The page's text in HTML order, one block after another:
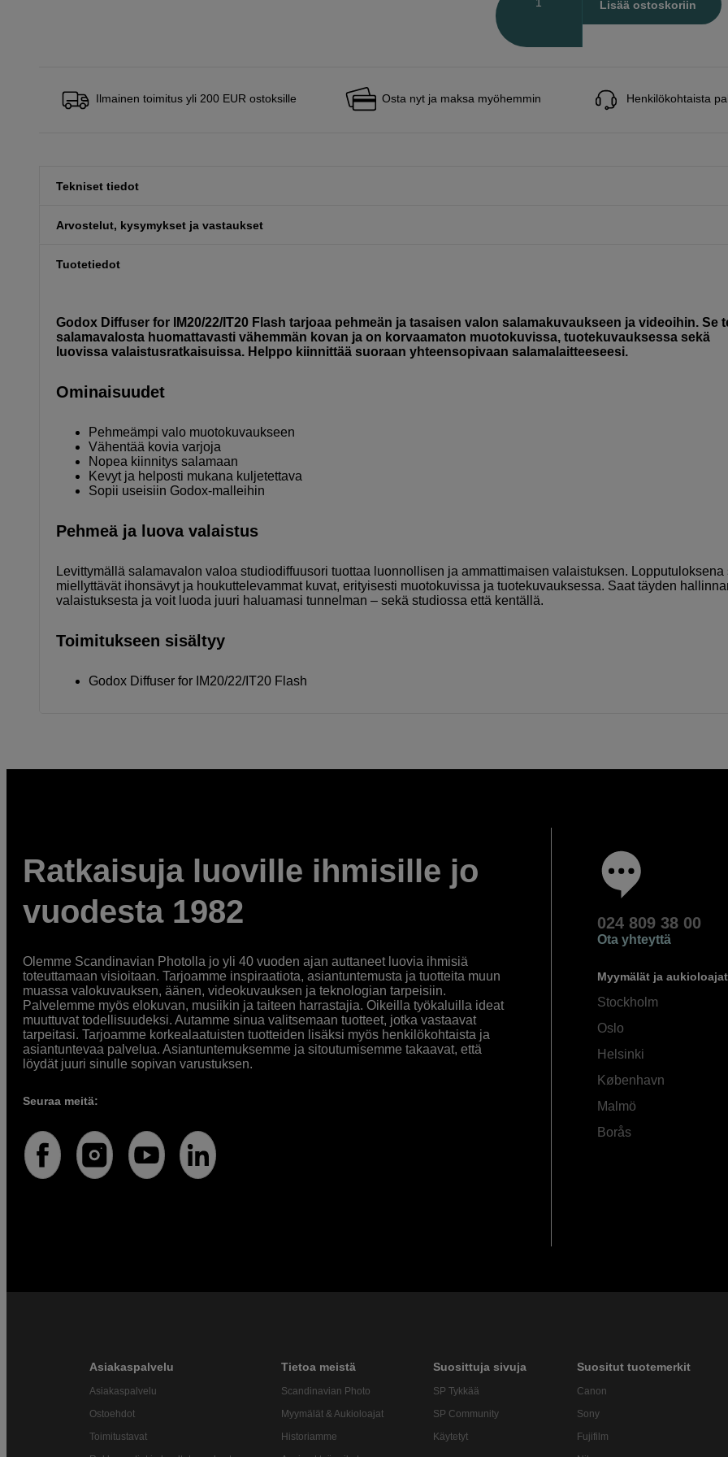
Lisää ostoskoriin
Ilmainen toimitus yli 200 EUR ostoksille Osta nyt ja maksa myöhemmin Henkilökohtaista
Tekniset tiedot
Arvostelut, kysymykset ja vastaukset
Tuotetiedot
Godox Diffuser for IM20/22/IT20 Flash tarjoaa pehmeän ja tasaisen valon salamakuvaukseen ja videoihin. Se
salamavalosta huomattavasti vähemmän kovan ja on korvaamaton muotokuvissa, tuotekuvauksessa sekä
luovissa valaistusratkaisuissa. Helppo kiinnittää suoraan yhteensopivaan salamalaitteeseesi.
Ominaisuudet
Pehmeämpi valo muotokuvaukseen
Vähentää kovia varjoja
Nopea kiinnitys salamaan
Kevyt ja helposti mukana kuljetettava
Sopii useisiin Godox-malleihin
Pehmeä ja luova valaistus
Levittymällä salamavalon valoa studiodiffuusori tuottaa luonnollisen ja ammattimaisen valaistuksen. Lopputuloksena
miellyttävät ihonsävyt ja houkuttelevammat kuvat, erityisesti muotokuvissa ja tuotekuvauksessa. Saat täyden
valaistuksesta ja voit luoda juuri haluamasi tunnelman – sekä studiossa että kentällä.
Toimitukseen sisältyy
Godox Diffuser for IM20/22/IT20 Flash
Ratkaisuja luoville ihmisille jo
vuodesta 1982
Olemme Scandinavian Photolla jo yli 40 vuoden ajan auttaneet luovia ihmisiä
toteuttamaan visioitaan. Tarjoamme inspiraatiota, asiantuntemusta ja tuotteita muun
muassa valokuvauksen, äänen, videokuvauksen ja teknologian tarpeisiin.
Palvelemme myös elokuvan, musiikin ja taiteen harrastajia. Oikeilla työkaluilla ideat
muuttuvat todellisuudeksi. Autamme sinua valitsemaan tuotteet, jotka vastaavat
tarpeitasi. Tarjoamme korkealaatuisten tuotteiden lisäksi myös henkilökohtaista ja
asiantuntevaa palvelua. Asiantuntemuksemme ja sitoutumisemme takaavat, että
löydät juuri sinulle sopivan varustuksen.
Seuraa meitä:
024 809 38 00
Ota yhteyttä
Myymälät ja aukioloajat
Stockholm
Oslo
Helsinki
København
Malmö
Borås
Asiakaspalvelu
Asiakaspalvelu
Ostoehdot
Toimitustavat
Tietoa meistä
Scandinavian Photo
Myymälät & Aukioloajat
Historiamme
Suosittuja sivuja
SP Tykkää
SP Community
Käytetyt
Suositut tuotemerkit
Canon
Sony
Fujifilm